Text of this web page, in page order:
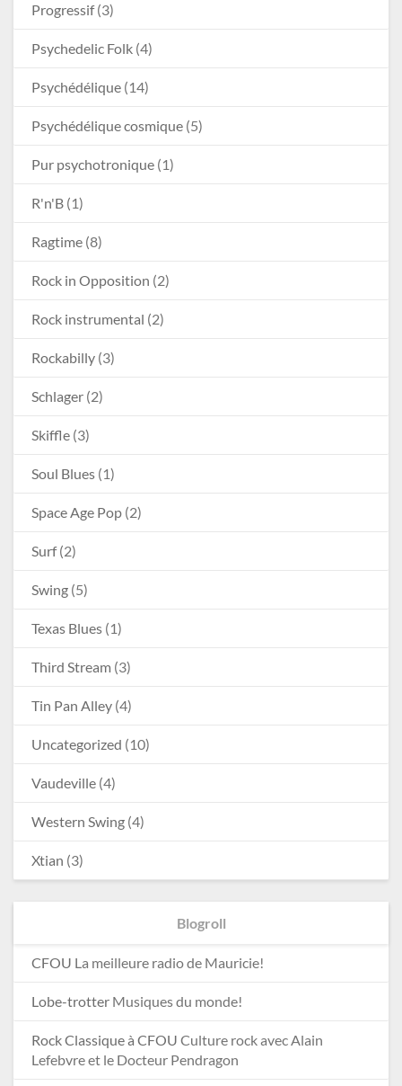
Progressif(3)
Psychedelic Folk (4)
Psychédélique (14)
Psychédélique cosmique (5)
Pur psychotronique (1)
R'n'B (1)
Ragtime (8)
Rock in Opposition (2)
Rock instrumental (2)
Rockabilly (3)
Schlager (2)
Skiffle (3)
Soul Blues (1)
Space Age Pop (2)
Surf(2)
Swing (5)
Texas Blues (1)
Third Stream (3)
Tin Pan Alley (4)
Uncategorized (10)
Vaudeville (4)
Western Swing (4)
Xtian (3)
Blogroll
CFOU La meilleure radio de Mauricie!
Lobe-trotter Musiques du monde!
Rock Classique à CFOU Culture rock avec Alain
Lefebvre et le Docteur Pendragon